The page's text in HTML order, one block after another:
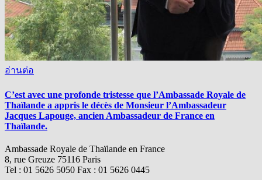
อ่านต่อ
C’est avec une profonde tristesse que l’Ambassade Royale de
Thaïlande a appris le décès de Monsieur l’Ambassadeur
Jacques Lapouge, ancien Ambassadeur de France en
Thaïlande.
Ambassade Royale de Thaïlande en France
8, rue Greuze 75116 Paris
Tel : 01 5626 5050 Fax : 01 5626 0445